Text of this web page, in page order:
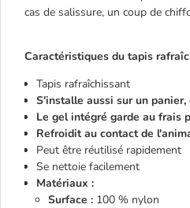
cas de salissure, un coup de
Caractéristiques du tapis
Tapis rafraîchissant
S'installe aussi sur un
Le gel intégré garde au frais
Refroidit au contact de
Peut être réutilisé rapidement
Se nettoie facilement
Matériaux :
Surface : 100 % nylon